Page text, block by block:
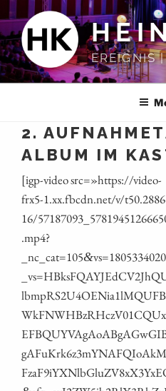
Inhalt
springen
EREIGNIS
2.
ALBUM IM
[igp-video src=»https://video-
frx5‑1.xx.fbcdn.net/v/t50.2886
16/
.mp4?
_nc_cat=105&